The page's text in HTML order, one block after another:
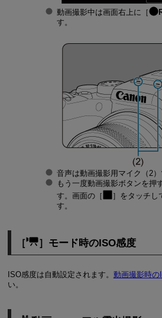
動画撮影中は画面右上に［
す。
音声は動画撮影用マイク（2）
もう一度動画撮影ボタンを押
す。画面の［
］をタッチし
す。
［ ］モード時のISO感度
ISO感度は自動設定されます。 動画撮影時の
い。